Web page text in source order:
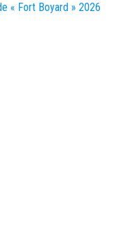
« Fort Boyard » 2026